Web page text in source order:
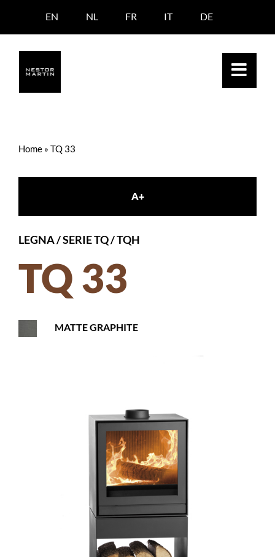
content
EN NL FR IT DE
Home» TQ 33
A+
LEGNA/SERIE TQ / TQH
TQ 33
MATTE GRAPHITE